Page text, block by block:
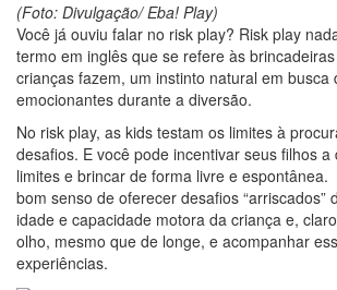
(Foto: Divulgação/ Eba! Play)
Você já ouviu falar no risk play? Risk play
termo em inglês que se refere às
crianças fazem, um instinto natural em busca
emocionantes durante a diversão.
No risk play, as kids testam os limites à
desafios. E você pode incentivar seus filhos a
limites e brincar de forma livre e espontânea.
bom senso de oferecer desafios “arriscados”
idade e capacidade motora da criança e,
olho, mesmo que de longe, e acompanhar
experiências.